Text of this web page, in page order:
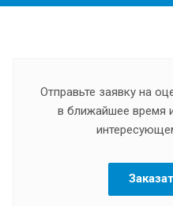
Отправьте заявку на
в ближайшее время